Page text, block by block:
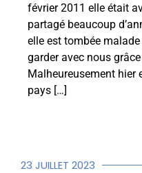
février 2011 elle était
partagé beaucoup
elle est tombée
garder avec nous
Malheureusement hier
pays […]
23 JUILLET 2023